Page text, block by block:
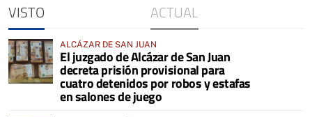
VISTO ACTUAL
ALCÁZAR DE SAN JUAN
El juzgado de Alcázar de San Juan
decreta prisión provisional para
cuatro detenidos por robos y estafas
en salones de juego